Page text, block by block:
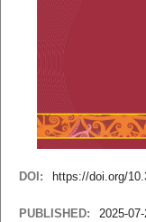
DOI: https://doi.org/
PUBLISHED: 2025-